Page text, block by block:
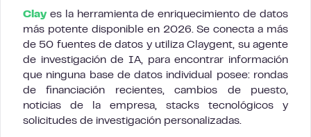
Clayes la herramienta de enriquecimiento de datos
más potente disponible en 2026. Se conecta a más
de 50 fuentes de datos y utiliza Claygent, su agente
de investigación de IA, para encontrar información
que ninguna base de datos individual posee: rondas
de financiación recientes, cambios de puesto,
noticias de la empresa, stacks tecnológicos y
solicitudes de investigación personalizadas.